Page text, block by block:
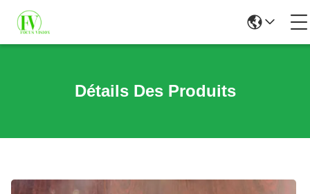
Détails Des Produits